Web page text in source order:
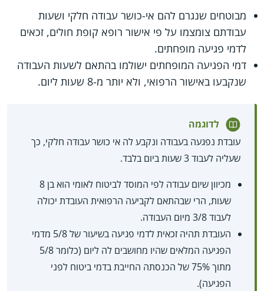
מבוטחים שנגרם להם אי-כושר עבודה חלקי ושעות
עבודתם צומצמו על פי אישור רופא קופת חולים, זכאים
לדמי פגיעה מופחתים.
דמי הפגיעה המופחתים ישולמו בהתאם לשעות העבודה
שנקבעו באישור הרפואי, ולא יותר מ-8 שעות ליום.
לדוגמה
עובדת נפגעה בעבודה ונקבע לה אי כושר עבודה חלקי, כך
שעליה לעבוד 3 שעות ביום בלבד.
מכיוון שיום עבודה לפי המוסד לביטוח לאומי הוא בן 8
שעות, הרי שבהתאם לקביעה הרפואית העובדת יכולה
לעבוד 3/8 מיום העבודה.
העובדת תהיה זכאית לדמי פגיעה בשיעור של 5/8 מדמי
הפגיעה המלאים שהיו מחושבים לה ליום (כלומר 5/8
מתוך 75% של הכנסתה החייבת בדמי ביטוח לפני
הפגיעה).